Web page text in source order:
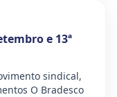
e 13ª
sindical,
O Bradesco